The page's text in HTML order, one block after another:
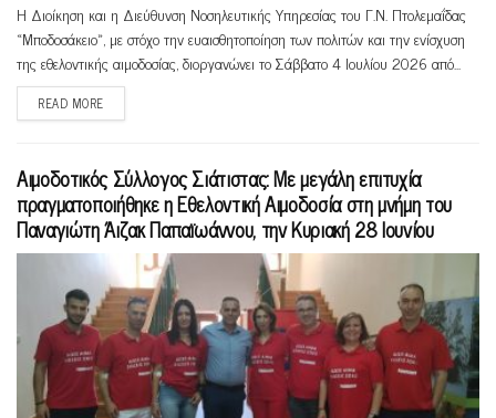
Η Διοίκηση και η Διεύθυνση Νοσηλευτικής Υπηρεσίας του Γ.Ν. Πτολεμαΐδας
«Μποδοσάκειο», με στόχο την ευαισθητοποίηση των πολιτών και την ενίσχυση
της εθελοντικής αιμοδοσίας, διοργανώνει το Σάββατο 4 Ιουλίου 2026 από...
READ MORE
Αιμοδοτικός Σύλλογος Σιάτιστας: Με μεγάλη επιτυχία
πραγματοποιήθηκε η Εθελοντική Αιμοδοσία στη μνήμη του
Παναγιώτη Άιζακ Παπαϊωάννου, την Κυριακή 28 Ιουνίου